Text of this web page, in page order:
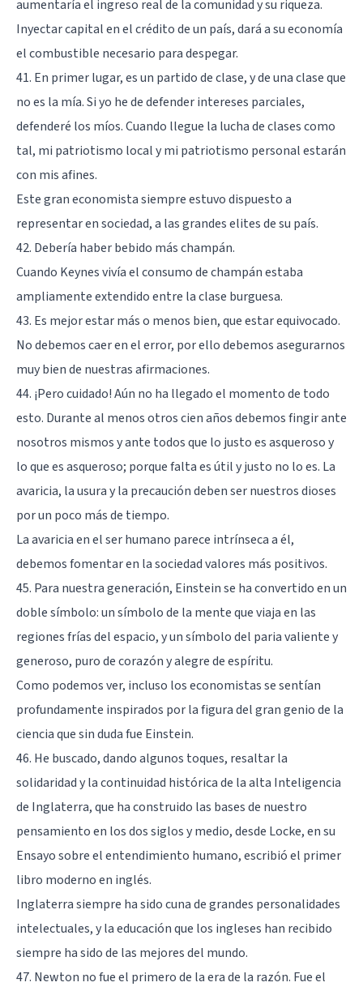
aumentaría el ingreso real de la comunidad y su riqueza.
Inyectar capital en el crédito de un país, dará a su economía
el combustible necesario para despegar.
41. En primer lugar, es un partido de clase, y de una clase que
no es la mía. Si yo he de defender intereses parciales,
defenderé los míos. Cuando llegue la lucha de clases como
tal, mi patriotismo local y mi patriotismo personal estarán
con mis afines.
Este gran economista siempre estuvo dispuesto a
representar en sociedad, a las grandes elites de su país.
42. Debería haber bebido más champán.
Cuando Keynes vivía el consumo de champán estaba
ampliamente extendido entre la clase burguesa.
43. Es mejor estar más o menos bien, que estar equivocado.
No debemos caer en el error, por ello debemos asegurarnos
muy bien de nuestras afirmaciones.
44. ¡Pero cuidado! Aún no ha llegado el momento de todo
esto. Durante al menos otros cien años debemos fingir ante
nosotros mismos y ante todos que lo justo es asqueroso y
lo que es asqueroso; porque falta es útil y justo no lo es. La
avaricia, la usura y la precaución deben ser nuestros dioses
por un poco más de tiempo.
La avaricia en el ser humano parece intrínseca a él,
debemos fomentar en la sociedad valores más positivos.
45. Para nuestra generación, Einstein se ha convertido en un
doble símbolo: un símbolo de la mente que viaja en las
regiones frías del espacio, y un símbolo del paria valiente y
generoso, puro de corazón y alegre de espíritu.
Como podemos ver, incluso los economistas se sentían
profundamente inspirados por la figura del gran genio de la
ciencia que sin duda fue Einstein.
46. He buscado, dando algunos toques, resaltar la
solidaridad y la continuidad histórica de la alta Inteligencia
de Inglaterra, que ha construido las bases de nuestro
pensamiento en los dos siglos y medio, desde Locke, en su
Ensayo sobre el entendimiento humano, escribió el primer
libro moderno en inglés.
Inglaterra siempre ha sido cuna de grandes personalidades
intelectuales, y la educación que los ingleses han recibido
siempre ha sido de las mejores del mundo.
47. Newton no fue el primero de la era de la razón. Fue el